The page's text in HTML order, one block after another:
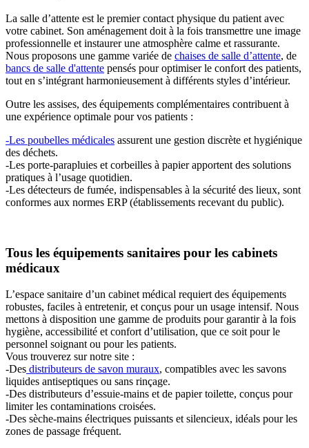
La salle d’attente est le premier contact physique du patient avec
votre cabinet. Son aménagement doit à la fois transmettre une image
professionnelle et instaurer une atmosphère calme et rassurante.
Nous proposons une gamme variée de chaises de salle d’attente, de
bancs de salle d'attente pensés pour optimiser le confort des patients,
tout en s’intégrant harmonieusement à différents styles d’intérieur.
Outre les assises, des équipements complémentaires contribuent à
une expérience optimale pour vos patients :
-Les poubelles médicales assurent une gestion discrète et hygiénique
des déchets.
-Les porte-parapluies et corbeilles à papier apportent des solutions
pratiques à l’usage quotidien.
-Les détecteurs de fumée, indispensables à la sécurité des lieux, sont
conformes aux normes ERP (établissements recevant du public).
Tous les équipements sanitaires pour les cabinets
médicaux
L’espace sanitaire d’un cabinet médical requiert des équipements
robustes, faciles à entretenir, et conçus pour un usage intensif. Nous
mettons à disposition une gamme de produits pour garantir à la fois
hygiène, accessibilité et confort d’utilisation, que ce soit pour le
personnel soignant ou pour les patients.
Vous trouverez sur notre site :
-Des distributeurs de savon muraux, compatibles avec les savons
liquides antiseptiques ou sans rinçage.
-Des distributeurs d’essuie-mains et de papier toilette, conçus pour
limiter les contaminations croisées.
-Des sèche-mains électriques puissants et silencieux, idéals pour les
zones de passage fréquent.